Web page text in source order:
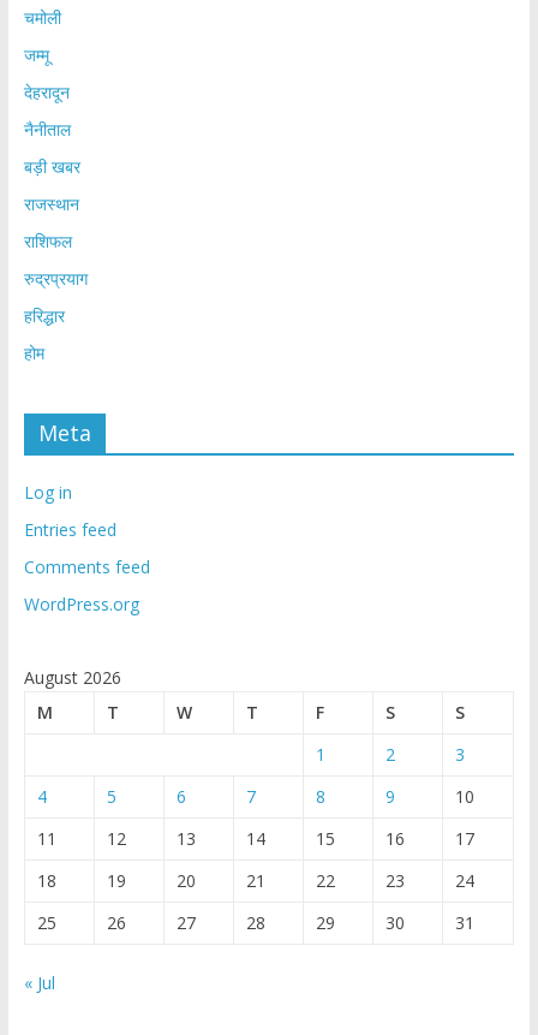
चमोली
जम्मू
देहरादून
नैनीताल
बड़ी खबर
राजस्थान
राशिफल
रुद्रप्रयाग
हरिद्धार
होम
Meta
Log in
Entries feed
Comments feed
WordPress.org
August 2026
M
T W T F S
S
1
2
3
4
5 6 7 8 9
10
11
12 13 14 15 16
17
18
19 20 21 22 23
24
25
26 27 28 29 30 31
« Jul